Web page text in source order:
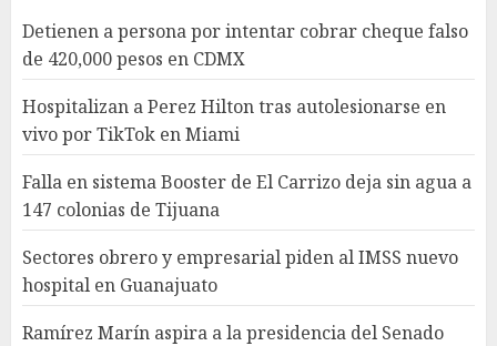
Detienen a persona por intentar cobrar cheque falso
de 420,000 pesos en CDMX
Hospitalizan a Perez Hilton tras autolesionarse en
vivo por TikTok en Miami
Falla en sistema Booster de El Carrizo deja sin agua a
147 colonias de Tijuana
Sectores obrero y empresarial piden al IMSS nuevo
hospital en Guanajuato
Ramírez Marín aspira a la presidencia del Senado
4
Sectores obrero y empresarial
piden al IMSS nuevo hospital
en Guanajuato
AGOSTO 6, 2026
5
Ramírez Marín aspira a la
presidencia del Senado pero
AGOSTO 6, 2026